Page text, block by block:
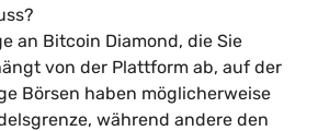
an Bitcoin Diamond, die Sie
von der Plattform ab, auf der
Börsen haben möglicherweise
während andere den